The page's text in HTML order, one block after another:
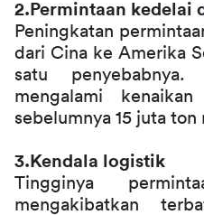
2.Permintaan kedelai
Peningkatan
dari Cina ke Amerika
satu penyebabnya.
mengalami
sebelumnya 15 juta
3.Kendala logistik
Tingginya
mengakibatkan